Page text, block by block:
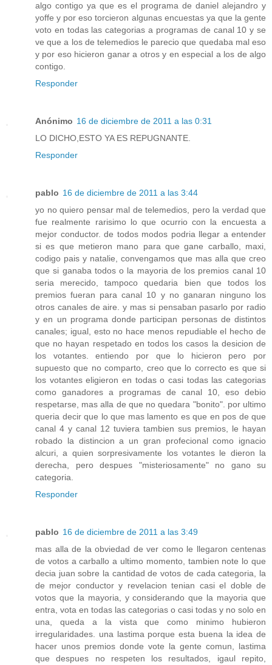
algo contigo ya que es el programa de daniel alejandro y
yoffe y por eso torcieron algunas encuestas ya que la gente
voto en todas las categorias a programas de canal 10 y se
ve que a los de telemedios le parecio que quedaba mal eso
y por eso hicieron ganar a otros y en especial a los de algo
contigo.
Responder
Anónimo 16 de diciembre de 2011 a las 0:31
LO DICHO,ESTO YA ES REPUGNANTE.
Responder
pablo 16 de diciembre de 2011 a las 3:44
yo no quiero pensar mal de telemedios, pero la verdad que
fue realmente rarisimo lo que ocurrio con la encuesta a
mejor conductor. de todos modos podria llegar a entender
si es que metieron mano para que gane carballo, maxi,
codigo pais y natalie, convengamos que mas alla que creo
que si ganaba todos o la mayoria de los premios canal 10
seria merecido, tampoco quedaria bien que todos los
premios fueran para canal 10 y no ganaran ninguno los
otros canales de aire. y mas si pensaban pasarlo por radio
y en un programa donde participan personas de distintos
canales; igual, esto no hace menos repudiable el hecho de
que no hayan respetado en todos los casos la desicion de
los votantes. entiendo por que lo hicieron pero por
supuesto que no comparto, creo que lo correcto es que si
los votantes eligieron en todas o casi todas las categorias
como ganadores a programas de canal 10, eso debio
respetarse, mas alla de que no quedara "bonito". por ultimo
queria decir que lo que mas lamento es que en pos de que
canal 4 y canal 12 tuviera tambien sus premios, le hayan
robado la distincion a un gran profecional como ignacio
alcuri, a quien sorpresivamente los votantes le dieron la
derecha, pero despues "misteriosamente" no gano su
categoria.
Responder
pablo 16 de diciembre de 2011 a las 3:49
mas alla de la obviedad de ver como le llegaron centenas
de votos a carballo a ultimo momento, tambien note lo que
decia juan sobre la cantidad de votos de cada categoria, la
de mejor conductor y revelacion tenian casi el doble de
votos que la mayoria, y considerando que la mayoria que
entra, vota en todas las categorias o casi todas y no solo en
una, queda a la vista que como minimo hubieron
irregularidades. una lastima porque esta buena la idea de
hacer unos premios donde vote la gente comun, lastima
que despues no respeten los resultados, igaul repito,